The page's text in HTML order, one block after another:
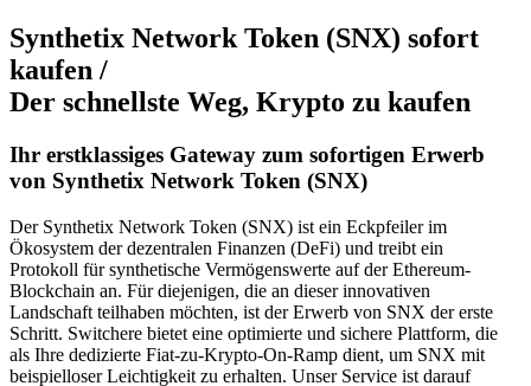
Synthetix Network Token (SNX) sofort
kaufen /
Der schnellste Weg, Krypto zu kaufen
Ihr erstklassiges Gateway zum sofortigen Erwerb
von Synthetix Network Token (SNX)
Der Synthetix Network Token (SNX) ist ein Eckpfeiler im
Ökosystem der dezentralen Finanzen (DeFi) und treibt ein
Protokoll für synthetische Vermögenswerte auf der Ethereum-
Blockchain an. Für diejenigen, die an dieser innovativen
Landschaft teilhaben möchten, ist der Erwerb von SNX der erste
Schritt. Switchere bietet eine optimierte und sichere Plattform, die
als Ihre dedizierte Fiat-zu-Krypto-On-Ramp dient, um SNX mit
beispielloser Leichtigkeit zu erhalten. Unser Service ist darauf